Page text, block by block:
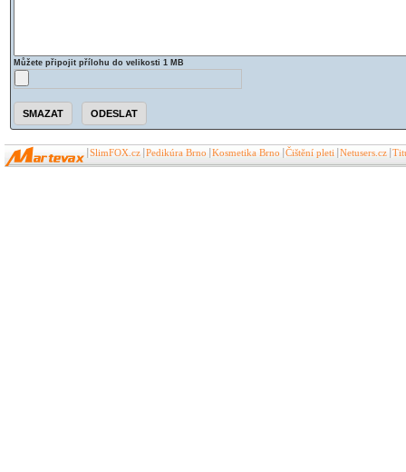
Můžete připojit přílohu do velikosti 1 MB
SlimFOX.cz Pedikúra Brno Kosmetika Brno Čištění pleti Netusers.cz